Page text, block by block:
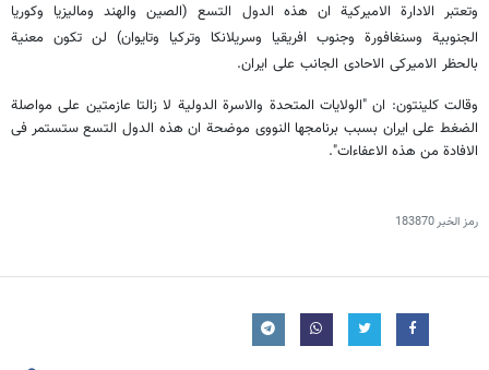
وتعتبر الادارة الامیرکیة ان هذه الدول التسع (الصین والهند ومالیزیا وکوریا
الجنوبیة وسنغافورة وجنوب افریقیا وسریلانکا وترکیا وتایوان) لن تکون معنیة
بالحظر الامیرکی الاحادی الجانب على ایران.
وقالت کلینتون: ان "الولایات المتحدة والاسرة الدولیة لا زالتا عازمتین على مواصلة
الضغط على ایران بسبب برنامجها النووی موضحة ان هذه الدول التسع ستستمر فی
الافادة من هذه الاعفاءات".
رمز الخبر183870